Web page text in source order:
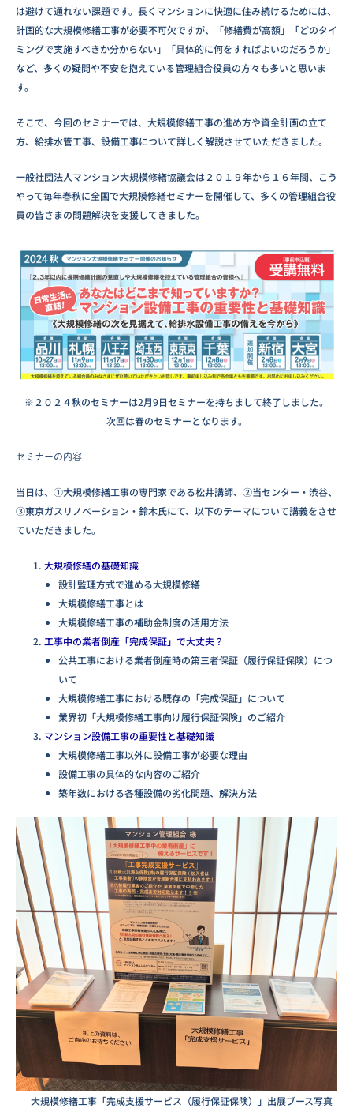
は避けて通れない課題です。長くマンションに快適に住み続けるためには、
計画的な大規模修繕工事が必要不可欠ですが、「修繕費が高額」「どのタイ
ミングで実施すべきか分からない」「具体的に何をすればよいのだろうか」
など、多くの疑問や不安を抱えている管理組合役員の方々も多いと思いま
す。
そこで、今回のセミナーでは、大規模修繕工事の進め方や資金計画の立て
方、給排水管工事、設備工事について詳しく解説させていただきました。
一般社団法人マンション大規模修繕協議会は２０１９年から１６年間、こう
やって毎年春秋に全国で大規模修繕セミナーを開催して、多くの管理組合役
員の皆さまの問題解決を支援してきました。
※２０２４秋のセミナーは2月9日セミナーを持ちまして終了しました。
次回は春のセミナーとなります。
セミナーの内容
当日は、①大規模修繕工事の専門家である松井講師、②当センター・渋谷、
③東京ガスリノベーション・鈴木氏にて、以下のテーマについて講義をさせ
ていただきました。
大規模修繕の基礎知識
設計監理方式で進める大規模修繕
大規模修繕工事とは
大規模修繕工事の補助金制度の活用方法
工事中の業者倒産「完成保証」で大丈夫？
公共工事における業者倒産時の第三者保証（履行保証保険）につ
いて
大規模修繕工事における既存の「完成保証」について
業界初「大規模修繕工事向け履行保証保険」のご紹介
マンション設備工事の重要性と基礎知識
大規模修繕工事以外に設備工事が必要な理由
設備工事の具体的な内容のご紹介
築年数における各種設備の劣化問題、解決方法
大規模修繕工事「完成支援サービス（履行保証保険）」出展ブース写真